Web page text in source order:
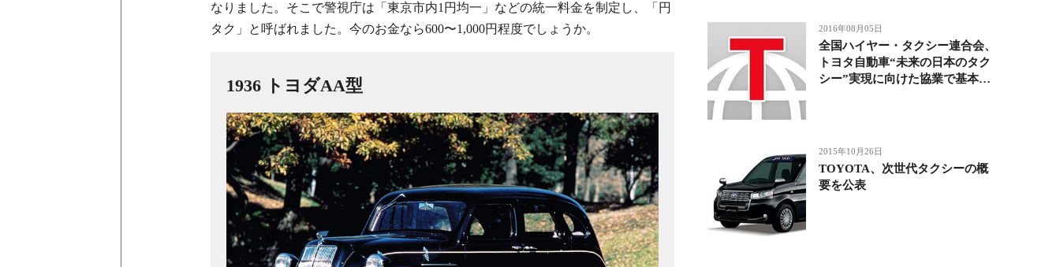
なりました。そこで警視庁は「東京市内1円均一」などの統一料金を制定し、「円
タク」と呼ばれました。今のお金なら600〜1,000円程度でしょうか。
1936 トヨダAA型
2016年08月05日
全国ハイヤー・タクシー連合会、
トヨタ自動車“未来の日本のタク
シー”実現に向けた協業で基本合
2015年10月26日
TOYOTA、次世代タクシーの概
要を公表